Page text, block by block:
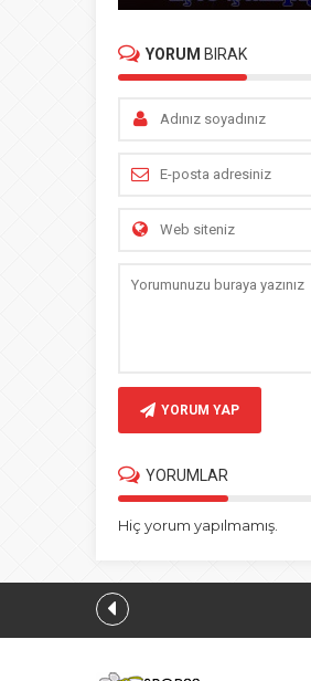
YORUM BIRAK
YORUM YAP
YORUMLAR
Hiç yorum yapılmamış.